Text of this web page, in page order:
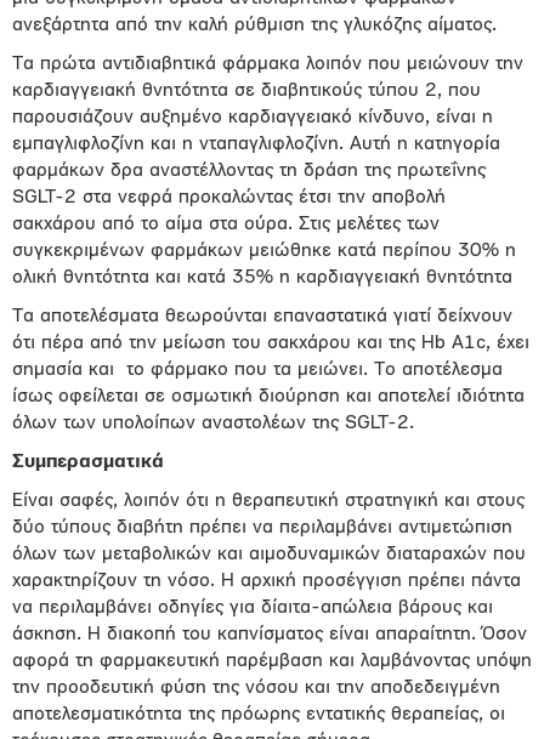
ανεξάρτητα από την καλή ρύθμιση της γλυκόζης αίματος.
Τα πρώτα αντιδιαβητικά φάρμακα λοιπόν που μειώνουν την
καρδιαγγειακή θνητότητα σε διαβητικούς τύπου 2, που
παρουσιάζουν αυξημένο καρδιαγγειακό κίνδυνο, είναι η
εμπαγλιφλοζίνη και η νταπαγλιφλοζίνη. Αυτή η κατηγορία
φαρμάκων δρα αναστέλλοντας τη δράση της πρωτεΐνης
SGLT-2 στα νεφρά προκαλώντας έτσι την αποβολή
σακχάρου από το αίμα στα ούρα. Στις μελέτες των
συγκεκριμένων φαρμάκων μειώθηκε κατά περίπου 30% η
ολική θνητότητα και κατά 35% η καρδιαγγειακή θνητότητα
Τα αποτελέσματα θεωρούνται επαναστατικά γιατί δείχνουν
ότι πέρα από την μείωση του σακχάρου και της Hb A1c, έχει
σημασία και το φάρμακο που τα μειώνει. Το αποτέλεσμα
ίσως οφείλεται σε οσμωτική διούρηση και αποτελεί ιδιότητα
όλων των υπολοίπων αναστολέων της SGLT-2.
Συμπερασματικά
Είναι σαφές, λοιπόν ότι η θεραπευτική στρατηγική και στους
δύο τύπους διαβήτη πρέπει να περιλαμβάνει αντιμετώπιση
όλων των μεταβολικών και αιμοδυναμικών διαταραχών που
χαρακτηρίζουν τη νόσο. Η αρχική προσέγγιση πρέπει πάντα
να περιλαμβάνει οδηγίες για δίαιτα-απώλεια βάρους και
άσκηση. Η διακοπή του καπνίσματος είναι απαραίτητη. Όσον
αφορά τη φαρμακευτική παρέμβαση και λαμβάνοντας υπόψη
την προοδευτική φύση της νόσου και την αποδεδειγμένη
αποτελεσματικότητα της πρόωρης εντατικής θεραπείας, οι